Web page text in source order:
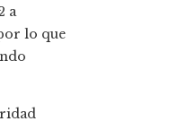
a
lo que